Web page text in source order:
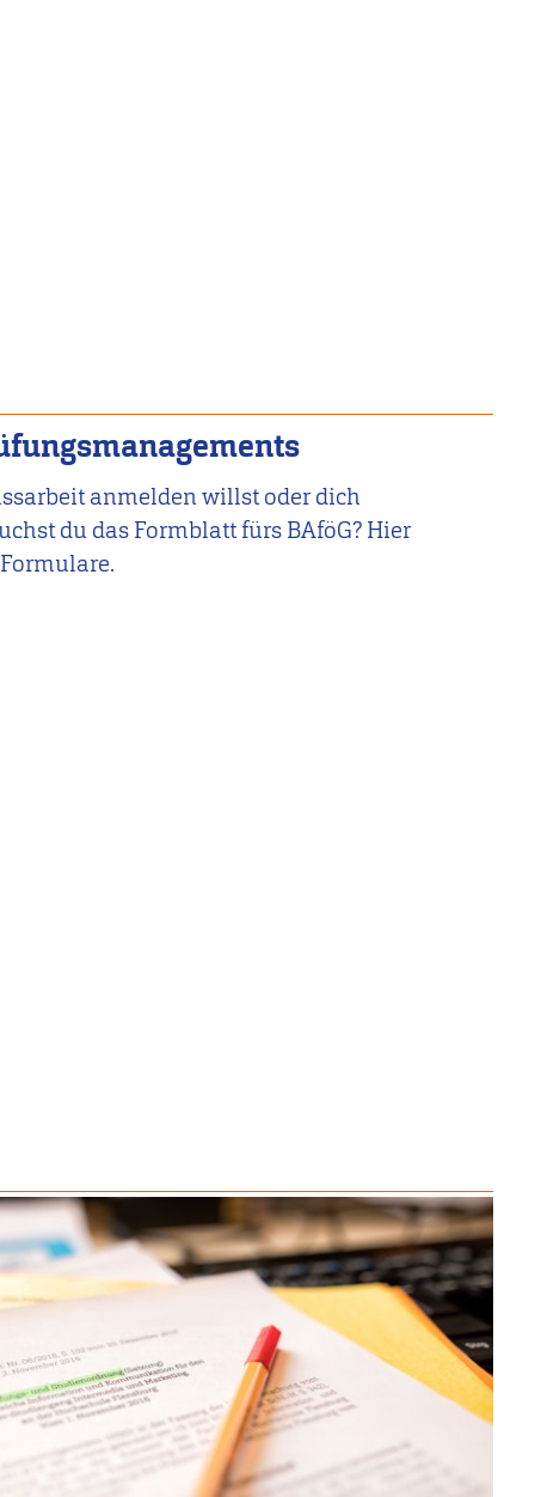
anmelden willst oder dich
du das Formblatt fürs BAföG? Hier